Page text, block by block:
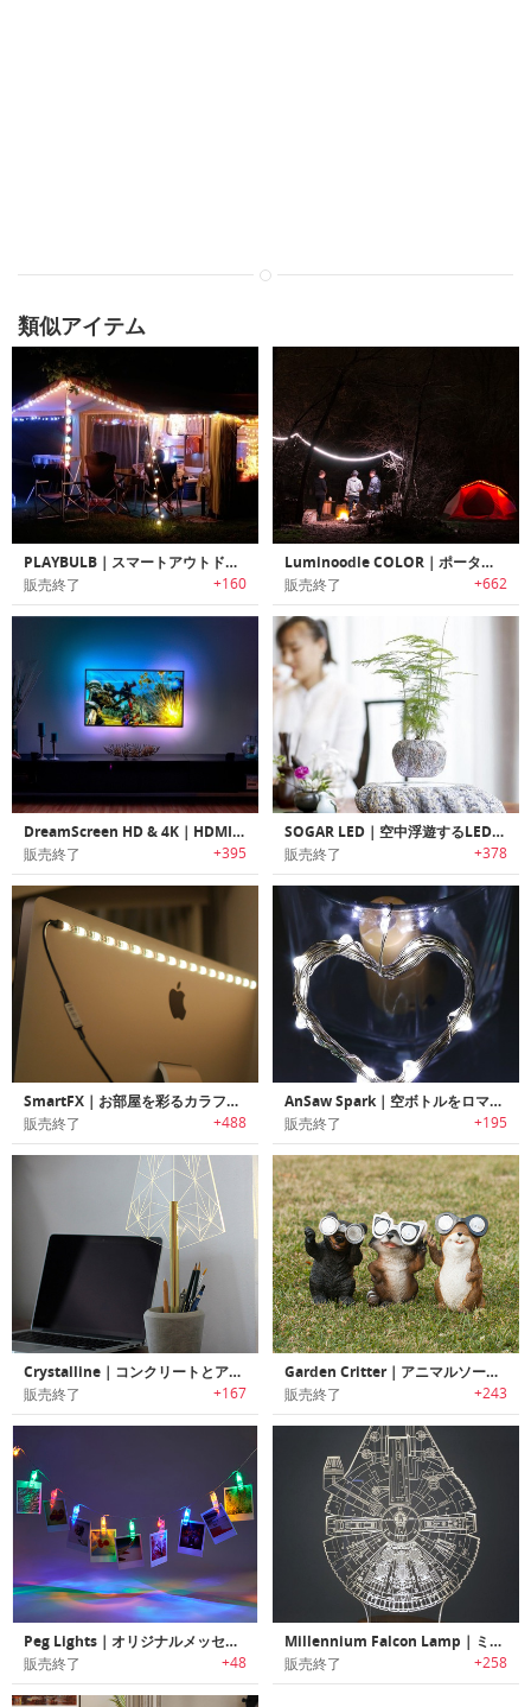
類似アイテム
PLAYBULB｜スマートアウトドアホリデーライト「プレイバルブ」
販売終了 +160
Luminoodle COLOR｜ポータブルLEDライトロープ「ルミヌードル・カラー」
販売終了 +662
DreamScreen HD & 4K｜HDMI/4K TV用スマートLEDバックライト「ドリームスクリーンHD&4K」
販売終了 +395
SOGAR LED｜空中浮遊するLED付きマグネット盆栽サスペンション
販売終了 +378
SmartFX｜お部屋を彩るカラフルLEDストリップ
販売終了 +488
AnSaw Spark｜空ボトルをロマンチックなデコレーションライトに変身させるワインボトルライト
販売終了 +195
Crystalline｜コンクリートとアクリルを使用した印象的デザインのLEDデスクランプ
販売終了 +167
Garden Critter｜アニマルソーラーライト「ガーデンクリッター」
販売終了 +243
Peg Lights｜オリジナルメッセージイルミネーションペグライト
販売終了 +48
Millennium Falcon Lamp｜ミレニアムファルコンLEDライト
販売終了 +258